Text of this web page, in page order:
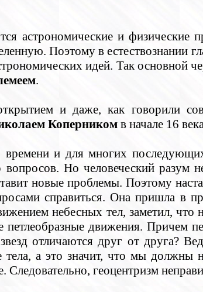
астрономические и физические
Поэтому в естествознании
идей. Так основной
.
и даже, как говорили
Коперником в начале 16
времени и для многих
Но человеческий разум
новые проблемы. Поэтому
справиться. Она пришла в
небесных тел, заметил,
движения. Причем
отличаются друг от друга?
а это значит, что мы должны
геоцентризм